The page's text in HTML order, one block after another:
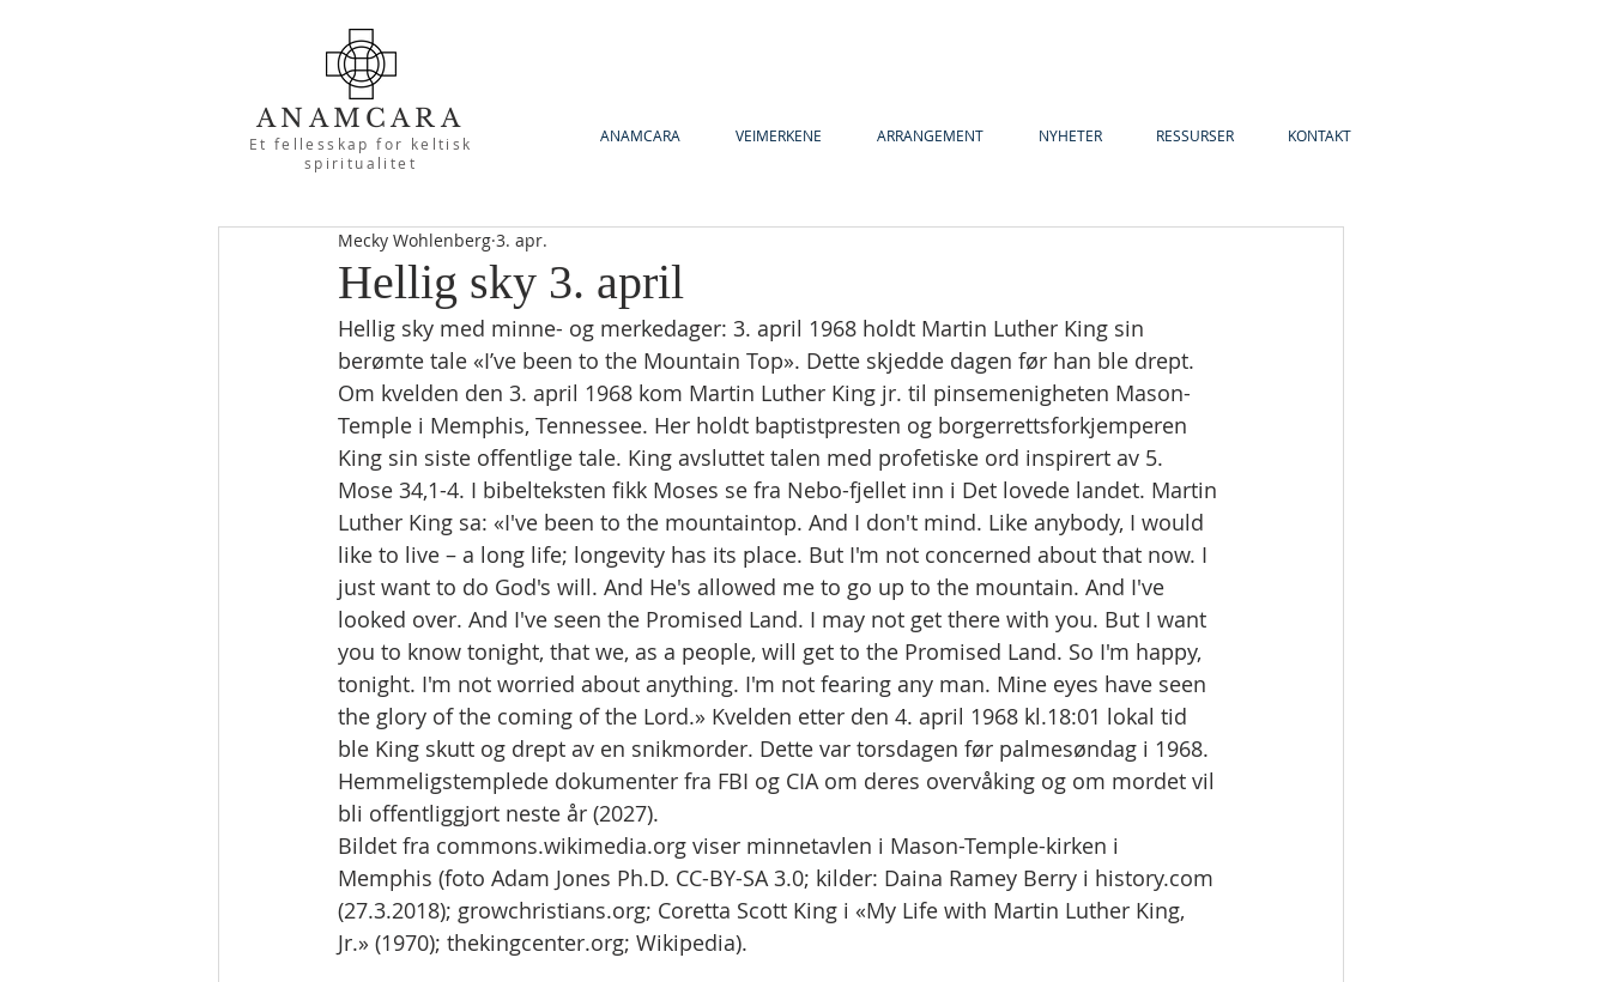
ANAMCARA
Et fellesskap for keltisk
spiritualitet
ANAMCARA VEIMERKENE ARRANGEMENT NYHETER RESSURSER KONTAKT
Hellig sky 3. april
Mecky Wohlenberg 3. apr.
Hellig sky med minne- og merkedager: 3. april 1968 holdt Martin Luther King sin
berømte tale «I’ve been to the Mountain Top». Dette skjedde dagen før han ble drept.
Om kvelden den 3. april 1968 kom Martin Luther King jr. til pinsemenigheten Mason-
Temple i Memphis, Tennessee. Her holdt baptistpresten og borgerrettsforkjemperen
King sin siste offentlige tale. King avsluttet talen med profetiske ord inspirert av 5.
Mose 34,1-4. I bibelteksten fikk Moses se fra Nebo-fjellet inn i Det lovede landet. Martin
Luther King sa: «I've been to the mountaintop. And I don't mind. Like anybody, I would
like to live – a long life; longevity has its place. But I'm not concerned about that now. I
just want to do God's will. And He's allowed me to go up to the mountain. And I've
looked over. And I've seen the Promised Land. I may not get there with you. But I want
you to know tonight, that we, as a people, will get to the Promised Land. So I'm happy,
tonight. I'm not worried about anything. I'm not fearing any man. Mine eyes have seen
the glory of the coming of the Lord.» Kvelden etter den 4. april 1968 kl.18:01 lokal tid
ble King skutt og drept av en snikmorder. Dette var torsdagen før palmesøndag i 1968.
Hemmeligstemplede dokumenter fra FBI og CIA om deres overvåking og om mordet vil
bli offentliggjort neste år (2027).
Bildet fra commons.wikimedia.org viser minnetavlen i Mason-Temple-kirken i
Memphis (foto Adam Jones Ph.D. CC-BY-SA 3.0; kilder: Daina Ramey Berry i history.com
(27.3.2018); growchristians.org; Coretta Scott King i «My Life with Martin Luther King,
Jr.» (1970); thekingcenter.org; Wikipedia).